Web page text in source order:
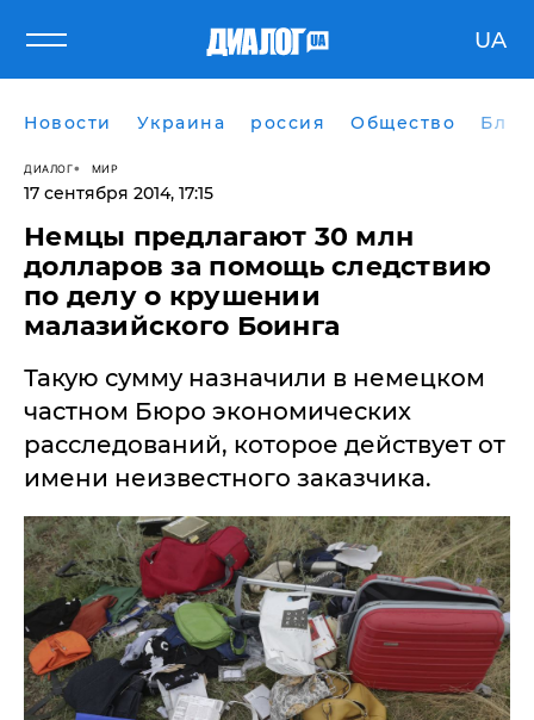
UA
Новости Украина россия Общество
ДИАЛОГ МИР
17 сентября 2014, 17:15
Немцы предлагают 30 млн
долларов за помощь следствию
по делу о крушении
малазийского Боинга
Такую сумму назначили в немецком
частном Бюро экономических
расследований, которое действует от
имени неизвестного заказчика.